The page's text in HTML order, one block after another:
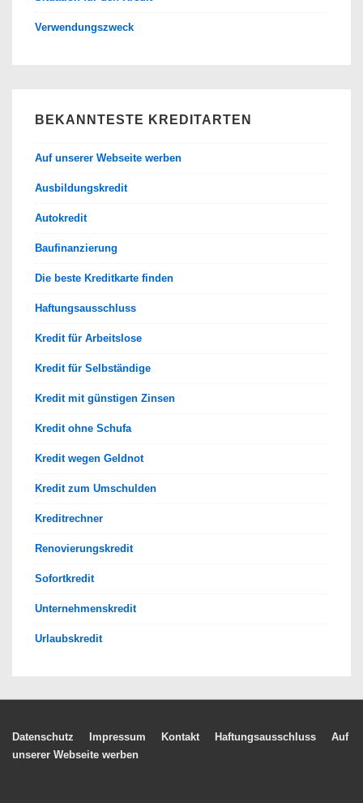
Verwendungszweck
BEKANNTESTE KREDITARTEN
Auf unserer Webseite werben
Ausbildungskredit
Autokredit
Baufinanzierung
Die beste Kreditkarte finden
Haftungsausschluss
Kredit für Arbeitslose
Kredit für Selbständige
Kredit mit günstigen Zinsen
Kredit ohne Schufa
Kredit wegen Geldnot
Kredit zum Umschulden
Kreditrechner
Renovierungskredit
Sofortkredit
Unternehmenskredit
Urlaubskredit
Footer-
Datenschutz Impressum Kontakt Haftungsausschluss
Auf
unserer Webseite werben